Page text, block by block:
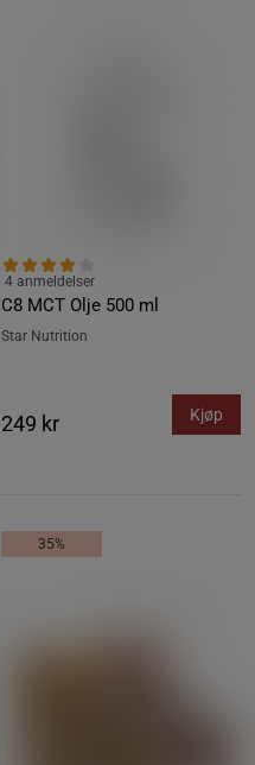
C8 MCT Olje 500 ml
4 anmeldelser
Star Nutrition
249 kr Kjøp
35%